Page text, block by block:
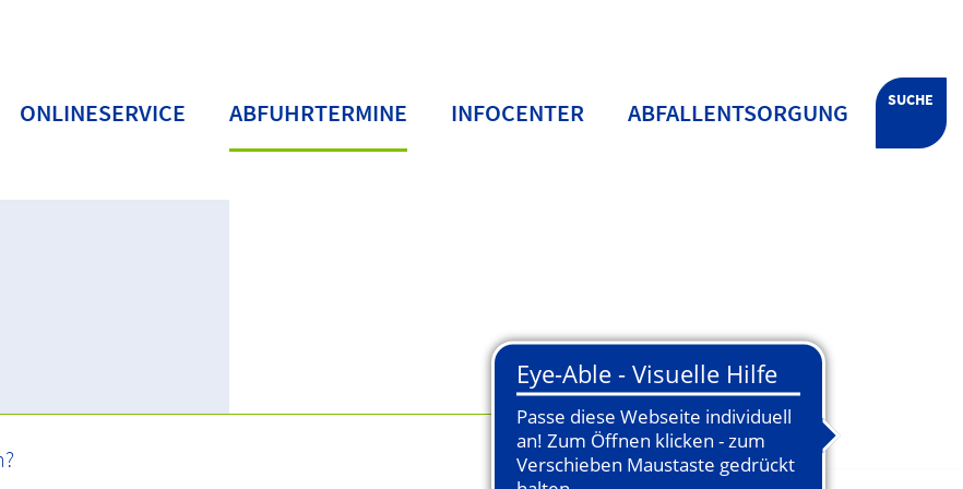
SUCHE
ONLINESERVICE ABFUHRTERMINE INFOCENTER ABFALLENTSORGUNG